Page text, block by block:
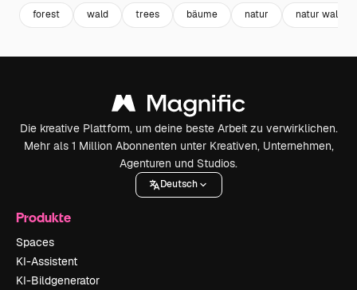
forest wald trees bäume natur natur wald
Die kreative Plattform, um deine beste Arbeit zu verwirklichen.
Mehr als 1 Million Abonnenten unter Kreativen, Unternehmen,
Agenturen und Studios.
Deutsch
Produkte
Spaces
KI-Assistent
KI-Bildgenerator